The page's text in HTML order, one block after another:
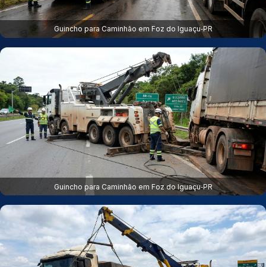
Guincho para Caminhão em Foz do Iguaçu‑PR
Guincho para Caminhão em Foz do Iguaçu‑PR